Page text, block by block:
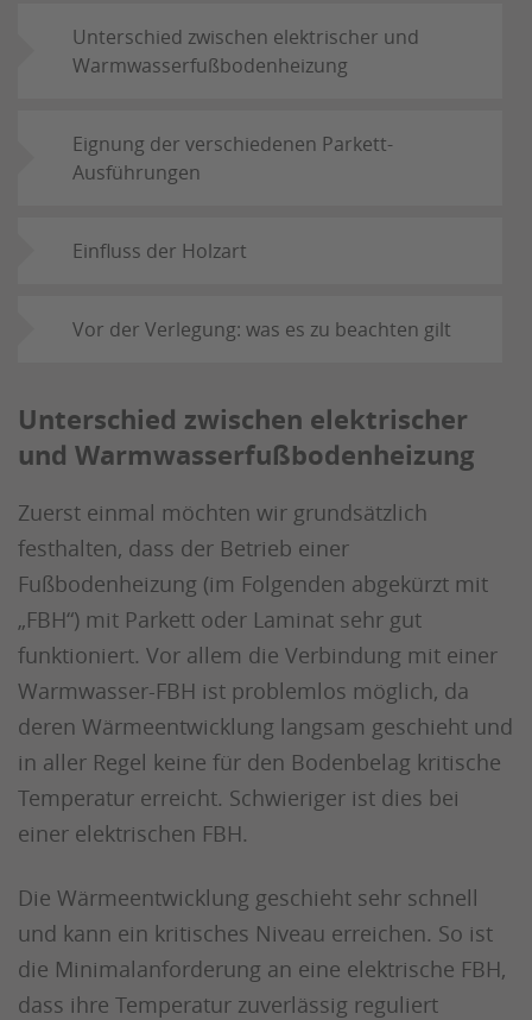
Unterschied zwischen elektrischer und
Warmwasserfußbodenheizung
Eignung der verschiedenen Parkett-
Ausführungen
Einfluss der Holzart
Vor der Verlegung: was es zu beachten gilt
Unterschied zwischen elektrischer
und Warmwasserfußbodenheizung
Zuerst einmal möchten wir grundsätzlich
festhalten, dass der Betrieb einer
Fußbodenheizung (im Folgenden abgekürzt mit
„FBH“) mit Parkett oder Laminat sehr gut
funktioniert. Vor allem die Verbindung mit einer
Warmwasser-FBH ist problemlos möglich, da
deren Wärmeentwicklung langsam geschieht und
in aller Regel keine für den Bodenbelag kritische
Temperatur erreicht. Schwieriger ist dies bei
einer elektrischen FBH.
Die Wärmeentwicklung geschieht sehr schnell
und kann ein kritisches Niveau erreichen. So ist
die Minimalanforderung an eine elektrische FBH,
dass ihre Temperatur zuverlässig reguliert